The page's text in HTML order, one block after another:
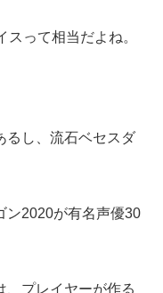
スって相当だよね。
るし、流石ベセスダ
ン2020が有名声優30
、プレイヤーが作る